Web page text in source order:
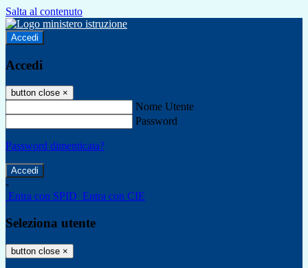
Salta al contenuto
Accedi
Accedi
button close ×
Nome Utente
Password
Password dimenticata?
-
Entra con SPID Entra con CIE
Seleziona utente
button close ×